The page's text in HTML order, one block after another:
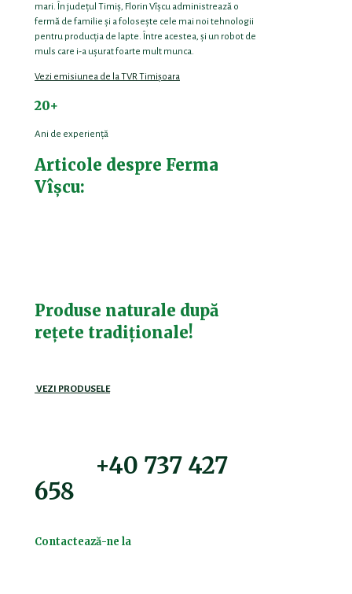
mari. În județul Timiș, Florin Vîșcu administrează o
fermă de familie și a folosește cele mai noi tehnologii
pentru producția de lapte. Între acestea, și un robot de
muls care i-a ușurat foarte mult munca.
Vezi emisiunea de la TVR Timișoara
20+
Ani de experiență
Articole despre Ferma
Vîșcu:
Produse naturale după
rețete tradiționale!
VEZI PRODUSELE
+40 737 427
658
Contactează-ne la